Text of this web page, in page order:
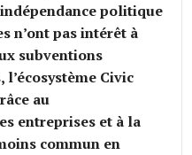
politique
n’ont pas intérêt à
subventions
Civic
au
entreprises et à la
commun en